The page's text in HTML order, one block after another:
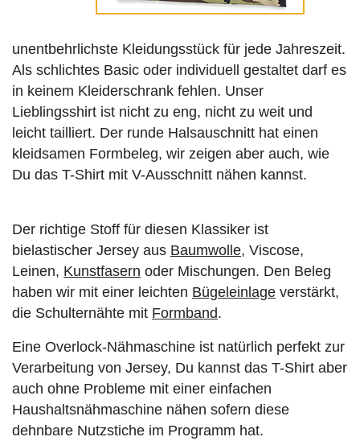
unentbehrlichste Kleidungsstück für jede Jahreszeit.
Als schlichtes Basic oder individuell gestaltet darf es
in keinem Kleiderschrank fehlen. Unser
Lieblingsshirt ist nicht zu eng, nicht zu weit und
leicht tailliert. Der runde Halsauschnitt hat einen
kleidsamen Formbeleg, wir zeigen aber auch, wie
Du das T-Shirt mit V-Ausschnitt nähen kannst.
Der richtige Stoff für diesen Klassiker ist
bielastischer Jersey aus Baumwolle, Viscose,
Leinen, Kunstfasern oder Mischungen. Den Beleg
haben wir mit einer leichten Bügeleinlage verstärkt,
die Schulternähte mit Formband.
Eine Overlock-Nähmaschine ist natürlich perfekt zur
Verarbeitung von Jersey, Du kannst das T-Shirt aber
auch ohne Probleme mit einer einfachen
Haushaltsnähmaschine nähen sofern diese
dehnbare Nutzstiche im Programm hat.